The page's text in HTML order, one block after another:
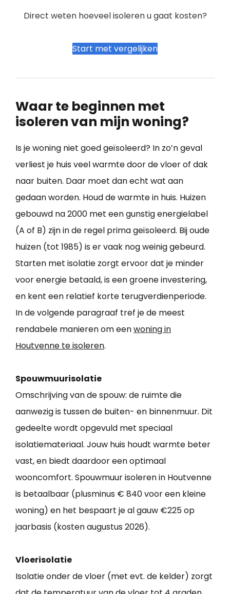
Direct weten hoeveel isoleren u gaat kosten?
Start met vergelijken
Waar te beginnen met
isoleren van mijn woning?
Is je woning niet goed geïsoleerd? In zo’n geval
verliest je huis veel warmte door de vloer of dak
naar buiten. Daar moet dan echt wat aan
gedaan worden. Houd de warmte in huis. Huizen
gebouwd na 2000 met een gunstig energielabel
(A of B) zijn in de regel prima geïsoleerd. Bij oude
huizen (tot 1985) is er vaak nog weinig gebeurd.
Starten met isolatie zorgt ervoor dat je minder
voor energie betaald, is een groene investering,
en kent een relatief korte terugverdienperiode.
In de volgende paragraaf tref je de meest
rendabele manieren om eenwoning in
Houtvenne te isoleren.
Spouwmuurisolatie
Omschrijving van de spouw: de ruimte die
aanwezig is tussen de buiten- en binnenmuur. Dit
gedeelte wordt opgevuld met speciaal
isolatiemateriaal. Jouw huis houdt warmte beter
vast, en biedt daardoor een optimaal
wooncomfort. Spouwmuur isoleren in Houtvenne
is betaalbaar (plusminus € 840 voor een kleine
woning) en het bespaart je al gauw €225 op
jaarbasis (kosten augustus 2026).
Vloerisolatie
Isolatie onder de vloer (met evt. de kelder) zorgt